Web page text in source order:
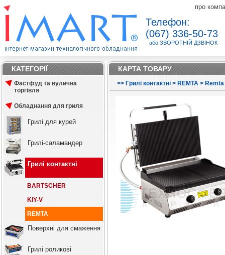
про
Телефон:
(067) 336-50-73
або ЗВОРОТНІЙ ДЗВІНОК
КАТЕГОРІЇ
Фастфуд та вулична
торгівля
Обладнання для гриля
Грилі для курей
Грилі-саламандер
Грилі контактні
BARTSCHER
KIY-V
REMTA
Поверхні для смаження
Грилі роликові
КАРТА ТОВАРУ
>> Грилі контактні > REMTA >